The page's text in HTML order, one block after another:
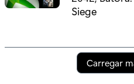
Siege
Carregar